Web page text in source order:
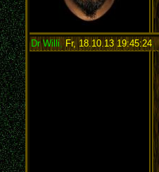
Dr Willi,Fr, 18.10.13 19:45:24: